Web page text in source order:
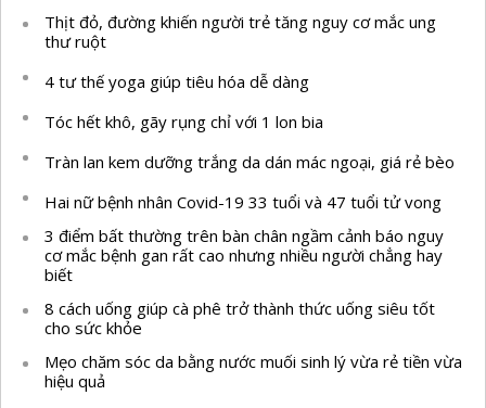
Thịt đỏ, đường khiến người trẻ tăng nguy cơ mắc ung
thư ruột
4 tư thế yoga giúp tiêu hóa dễ dàng
Tóc hết khô, gãy rụng chỉ với 1 lon bia
Tràn lan kem dưỡng trắng da dán mác ngoại, giá rẻ bèo
Hai nữ bệnh nhân Covid-19 33 tuổi và 47 tuổi tử vong
3 điểm bất thường trên bàn chân ngầm cảnh báo nguy
cơ mắc bệnh gan rất cao nhưng nhiều người chẳng hay
biết
8 cách uống giúp cà phê trở thành thức uống siêu tốt
cho sức khỏe
Mẹo chăm sóc da bằng nước muối sinh lý vừa rẻ tiền vừa
hiệu quả